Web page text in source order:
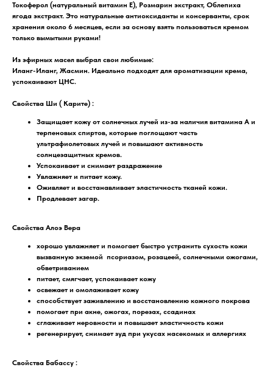
Токоферол (натуральный витамин Е), Розмарин экстракт, Облепиха
ягода экстракт. Это натуральные антиоксиданты и консерванты, срок
хранения около 6 месяцев, если за основу взять пользоваться кремом
только вымытыми руками!
Из эфирных масел выбрал свои любимые:
Иланг-Иланг, Жасмин. Идеально подходят для ароматизации крема,
успокаивают ЦНС.
Свойства Ши ( Карите) :
Защищает кожу от солнечных лучей из-за наличия витамина А и
терпеновых спиртов, которые поглощают часть
ультрафиолетовых лучей и повышают активность
солнцезащитных кремов.
Успокаивает и снимает раздражение
Увлажняет и питает кожу.
Оживляет и восстанавливает эластичность тканей кожи.
Продлевает загар.
Свойства Алоэ Вера
хорошо увлажняет и помогает быстро устранить сухость кожи
вызванную экземой псориазом, розацеей, солнечными ожогами,
обветриванием
питает, смягчает, успокаивает кожу
освежает и омолаживает кожу
способствует заживлению и восстановлению кожного покрова
помогает при акне, ожогах, порезах, ссадинах
сглаживает неровности и повышает эластичность кожи
регенерирует, снимает зуд при укусах насекомых и аллергиях
Свойства Бабассу :